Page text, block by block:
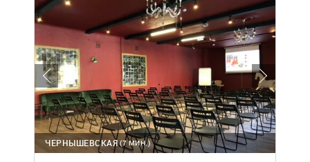
(7 МИН.)
ЧЕРНЫШЕВСКАЯ